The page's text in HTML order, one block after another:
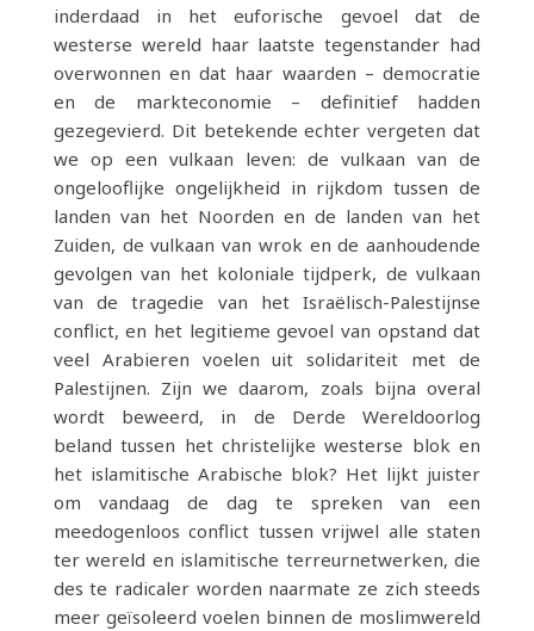
inderdaad in het euforische gevoel dat de
westerse wereld haar laatste tegenstander had
overwonnen en dat haar waarden – democratie
en de markteconomie – definitief hadden
gezegevierd. Dit betekende echter vergeten dat
we op een vulkaan leven: de vulkaan van de
ongelooflijke ongelijkheid in rijkdom tussen de
landen van het Noorden en de landen van het
Zuiden, de vulkaan van wrok en de aanhoudende
gevolgen van het koloniale tijdperk, de vulkaan
van de tragedie van het Israëlisch-Palestijnse
conflict, en het legitieme gevoel van opstand dat
veel Arabieren voelen uit solidariteit met de
Palestijnen. Zijn we daarom, zoals bijna overal
wordt beweerd, in de Derde Wereldoorlog
beland tussen het christelijke westerse blok en
het islamitische Arabische blok? Het lijkt juister
om vandaag de dag te spreken van een
meedogenloos conflict tussen vrijwel alle staten
ter wereld en islamitische terreurnetwerken, die
des te radicaler worden naarmate ze zich steeds
meer geïsoleerd voelen binnen de moslimwereld